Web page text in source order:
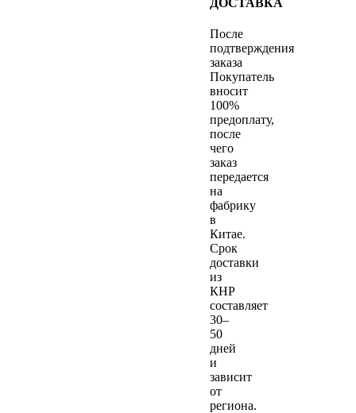
После
подтверждения
заказа
Покупатель
вносит
100%
предоплату,
после
чего
заказ
передается
на
фабрику
в
Китае.
Срок
доставки
из
КНР
составляет
30–
50
дней
и
зависит
от
региона.